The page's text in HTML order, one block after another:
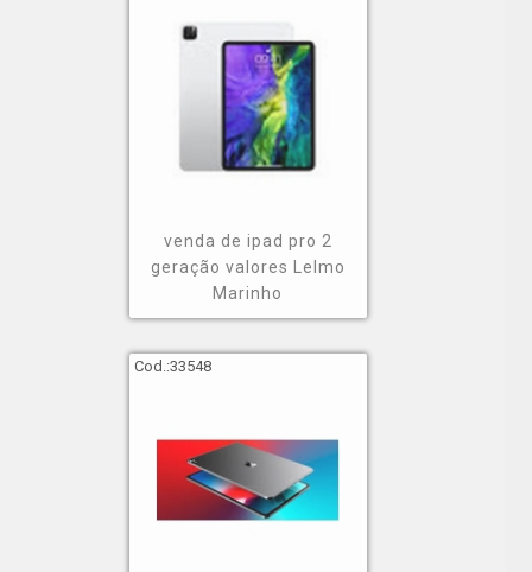
venda de ipad pro 2
geração valores Lelmo
Marinho
Cod.:33548